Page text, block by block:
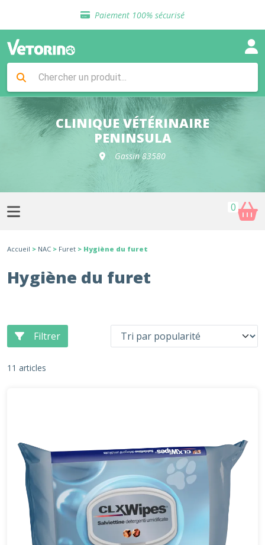
Paiement 100% sécurisé
Livraison gratuite en clinique vétérinaire
Sélection de croquettes vétérinaire
Livraison gratuite en clinique vétérinaire
Retour gratuit en clinique
Sélection de croquettes vétérinaire
CLINIQUE VÉTÉRINAIRE
PENINSULA
Gassin 83580
0
Accueil > NAC > Furet > Hygiène du furet
Hygiène du furet
Filtrer
11 articles